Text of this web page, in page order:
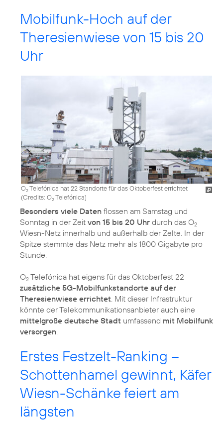
Mobilfunk-Hoch auf der
Theresienwiese von 15 bis 20
Uhr
O2Telefónica hat 22 Standorte für das Oktoberfest errichtet
(Credits: O2Telefónica)
Besonders viele Daten flossen am Samstag und
Sonntag in der Zeit von 15 bis 20 Uhr durch das O2
Wiesn-Netz innerhalb und außerhalb der Zelte. In der
Spitze stemmte das Netz mehr als 1800 Gigabyte pro
Stunde.
O2 Telefónica hat eigens für das Oktoberfest 22
zusätzliche 5G-Mobilfunkstandorte auf der
Theresienwiese errichtet . Mit dieser Infrastruktur
könnte der Telekommunikationsanbieter auch eine
mittelgroße deutsche Stadt umfassend mit Mobilfunk
versorgen
Erstes Festzelt-Ranking –
Schottenhamel gewinnt, Käfer
Wiesn-Schänke feiert am
längsten